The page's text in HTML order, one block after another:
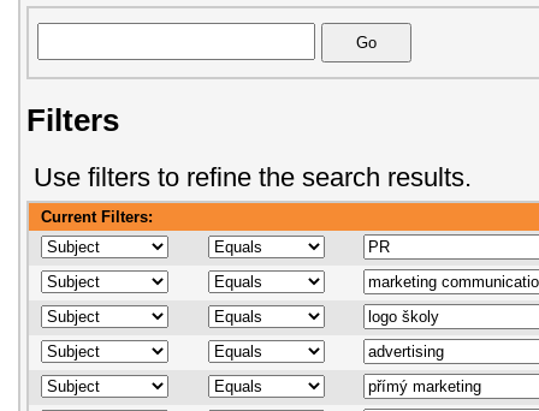
Filters
Use filters to refine the search results.
Current Filters: